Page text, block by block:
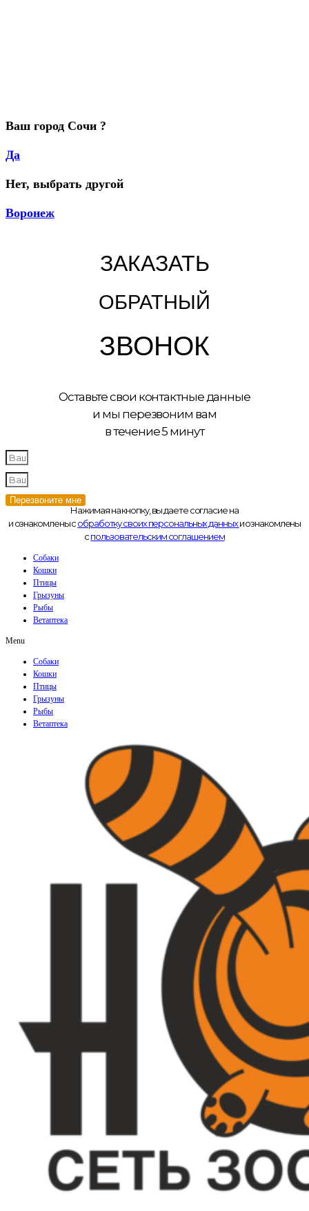
Ваш город Сочи ?
Да
Нет, выбрать другой
Воронеж
ЗАКАЗАТЬ
ОБРАТНЫЙ
ЗВОНОК
Оставьте свои контактные данные
и мы перезвоним вам
в течение 5 минут
Перезвоните мне
Нажимая на кнопку, вы даете согласие на
и ознакомлены собработку своих персональных данныхи ознакомлены
спользовательским соглашением
Собаки
Кошки
Птицы
Грызуны
Рыбы
Ветаптека
Menu
Собаки
Кошки
Птицы
Грызуны
Рыбы
Ветаптека